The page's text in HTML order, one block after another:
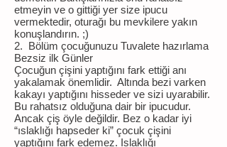
etmeyin ve o gittiği yer size ipucu
vermektedir, oturağı bu mevkilere yakın
konuşlandırın. ;)
2. Bölüm çocuğunuzu Tuvalete hazırlama
Bezsiz ilk Günler
Çocuğun çişini yaptığını fark ettiği anı
yakalamak önemlidir. Altında bezi varken
kakayı yaptığını hisseder ve sizi uyarabilir.
Bu rahatsız olduğuna dair bir ipucudur.
Ancak çiş öyle değildir. Bez o kadar iyi
“ıslaklığı hapseder ki” çocuk çişini
yaptığını fark edemez. Islaklığı